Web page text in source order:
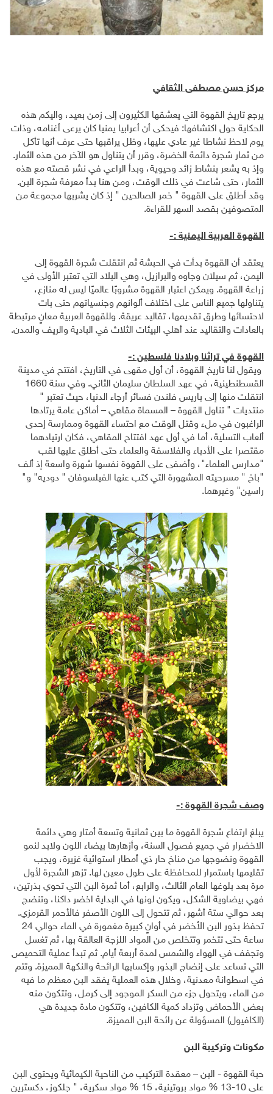
مركز حسن مصطفى الثقافي
يرجع تاريخ القهوة التي يعشقها الكثيرون إلى زمن بعيد، واليكم هذه
الحكاية حول اكتشافها: فيحكى أن أعرابيا يمنيا كان يرعى أغنامه، وذات
يوم لاحظ نشاطا غير عادي عليها، وظل يراقبها حتى عرف أنها تأكل
من ثمار شجرة دائمة الخضرة، وقرر أن يتناول هو الآخر من هذه الثمار.
وإذ به يشعر بنشاط زائد وحيوية، وبدأ الراعي في نشر قصته مع هذه
الثمار، حتى شاعت في ذلك الوقت، ومن هنا بدأ معرفة شجرة البن.
وقد أطلق على القهوة " خمر الصالحين " إذ كان يشربها مجموعة من
المتصوفين بقصد السهر للقراءة.
القهوة العربية اليمنية :-
يعتقد أن القهوة بدأت في الحبشة ثم انتقلت شجرة القهوة إلى
اليمن، ثم سيلان وجاوه والبرازيل، وهي البلاد التي تعتبر الأولى في
زراعة القهوة. ويمكن اعتبار القهوة مشروبًا عالميًا ليس له منازع،
يتناولها جميع الناس على اختلاف ألوانهم وجنسياتهم حتى بات
لاحتسائها وطرق تقديمها، تقاليد عريقة. وللقهوة العربية معانٍ مرتبطة
بالعادات والتقاليد عند أهلي البيئات الثلاث في البادية والريف والمدن.
القهوة في تراثنا وبلادنا فلسطين :-
ويقول لنا تاريخ القهوة، أن أول مقهى في التاريخ، افتتح في مدينة
القسطنطينية، في عهد السلطان سليمان الثاني. وفي سنة 1660
انتقلت منها إلى باريس فلندن فسائر أرجاء الدنيا، حيث تعتبر "
منتديات " تناول القهوة – المسماة مقاهي – أماكن عامة يرتادها
الراغبون في ملء وقتل الوقت مع احتساء القهوة وممارسة إحدى
ألعاب التسلية، أما في أول عهد افتتاح المقاهي، فكان ارتيادهما
مقتصرا على الأدباء والفلاسفة والعلماء حتى أطلق عليها لقب
"مدارس العلماء"، وأضفى على القهوة نفسها شهرة واسعة إذ ألف
"باخ " مسرحيته المشهورة التي كتب عنها الفيلسوفان " دوديه" و"
راسين" وغيرهما.
وصف شجرة القهوة :-
يبلغ ارتفاع شجرة القهوة ما بين ثمانية وتسعة أمتار وهي دائمة
الاخضرار في جميع فصول السنة، وأزهارها بيضاء اللون ولابد لنمو
القهوة ونضوجها من مناخ حار ذي أمطار استوائية غزيرة، ويجب
تقليمها باستمرار للمحافظة على طول معين لها. تزهر الشجرة لأول
مرة بعد بلوغها العام الثالث، والرابع، أما ثمرة البن التي تحوي بذرتين،
فهي بيضاوية الشكل، ويكون لونها في البداية اخضر داكنا، وتنضج
بعد حوالي ستة أشهر، ثم تتحول إلى اللون الأصفر فالأحمر القرمزي.
تحفظ بذور البن الأخضر في أوانٍ كبيرة مغمورة في الماء حوالي 24
ساعة حتى تتخمر وتتخلص من المواد اللزجة العالقة بها، ثم تغسل
وتجفف في الهواء والشمس لمدة أربعة أيام. ثم تبدأ عملية التحميص
التي تساعد على إنضاج البذور وإكسابها الرائحة والنكهة المميزة. وتتم
في اسطوانة معدنية، وخلال هذه العملية يفقد البن معظم ما فيه
من الماء، ويتحول جزء من السكر الموجود إلى كرمل، وتتكون منه
بعض الأحماض وتزداد كمية الكافين، وتتكون مادة جديدة هي
(الكافيول) المسؤولة عن رائحة البن المميزة.
مكونات وتركيبة البن
حبة القهوة - البن – معقدة التركيب من الناحية الكيمائية ويحتوى البن
على 10-13 % مواد بروتينية، 15 % مواد سكرية، " جلكوز، دكسترين